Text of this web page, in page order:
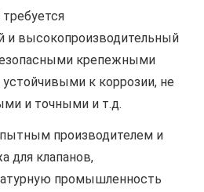
и высокопроизводительный
крепежными
к коррозии, не
и точными и т.д.
производителем и
для клапанов,
промышленность